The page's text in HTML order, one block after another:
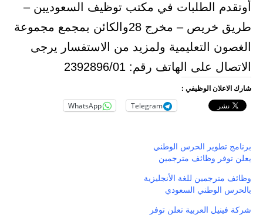
أوتقدم الطلبات في مكتب توظيف السعوديين –
طريق خريص – مخرج 28والكائن بمجمع مجموعة
الغصون التعليمية ولمزيد من الاستفسار يرجى
الاتصال على الهاتف رقم: 2392896/01
شارك الاعلان الوظيفي :
Telegram
WhatsApp
برنامج تطوير الحرس الوطني
يعلن توفر وظائف مترجمين
وظائف مترجمين للغة الأنجليزية
بالحرس الوطني السعودي
شركة فينيل العربية تعلن توفر